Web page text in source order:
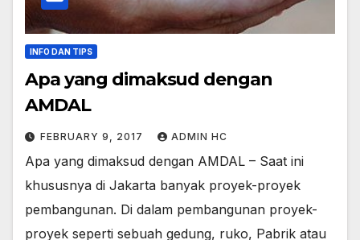
INFO DAN TIPS
Apa yang dimaksud dengan
AMDAL
FEBRUARY 9, 2017 ADMIN HC
Apa yang dimaksud dengan AMDAL – Saat ini
khususnya di Jakarta banyak proyek-proyek
pembangunan. Di dalam pembangunan proyek-
proyek seperti sebuah gedung, ruko, Pabrik atau